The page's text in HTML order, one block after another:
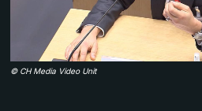
© CH Media Video Unit